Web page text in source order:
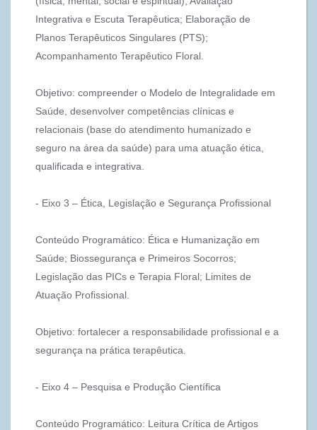
Integrativa e Escuta Terapêutica; Elaboração de
Planos Terapêuticos Singulares (PTS);
Acompanhamento Terapêutico Floral.
Objetivo: compreender o Modelo de Integralidade em
Saúde, desenvolver competências clínicas e
relacionais (base do atendimento humanizado e
seguro na área da saúde) para uma atuação ética,
qualificada e integrativa.
- Eixo 3 – Ética, Legislação e Segurança Profissional
Conteúdo Programático: Ética e Humanização em
Saúde; Biossegurança e Primeiros Socorros;
Legislação das PICs e Terapia Floral; Limites de
Atuação Profissional.
Objetivo: fortalecer a responsabilidade profissional e a
segurança na prática terapêutica.
- Eixo 4 – Pesquisa e Produção Científica
Conteúdo Programático: Leitura Crítica de Artigos